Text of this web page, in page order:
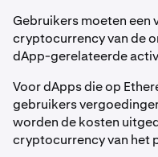
Gebruikers moeten een
cryptocurrency van de
dApp-gerelateerde
Voor dApps die op
gebruikers
worden de kosten
cryptocurrency van het